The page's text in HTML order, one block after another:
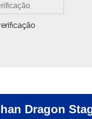
Dragon